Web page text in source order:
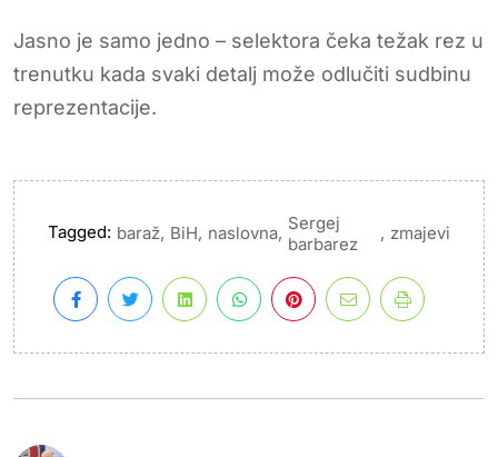
Jasno je samo jedno – selektora čeka težak rez u
trenutku kada svaki detalj može odlučiti sudbinu
reprezentacije.
Tagged: baraž, BiH, naslovna, Sergej
barbarez
, zmajevi